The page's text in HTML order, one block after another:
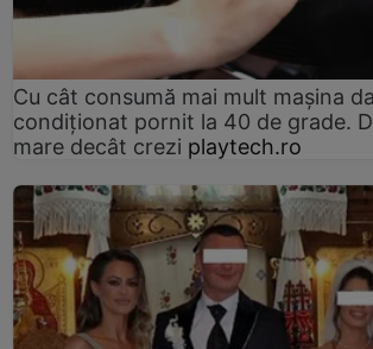
Cu cât consumă mai mult mașina
condiționat pornit la 40 de grade.
mare decât crezi playtech.ro